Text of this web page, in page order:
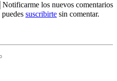
Notificarme los nuevos comentarios
suscribirte sin comentar.